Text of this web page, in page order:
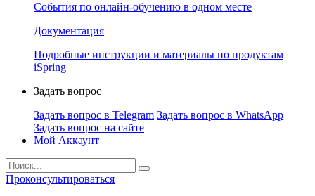
События по онлайн-обучению в одном месте
Документация
Подробные инструкции и материалы по продуктам
iSpring
Задать вопрос
Задать вопрос в Telegram Задать вопрос в WhatsApp
Задать вопрос на сайте
Мой Аккаунт
Проконсультироваться